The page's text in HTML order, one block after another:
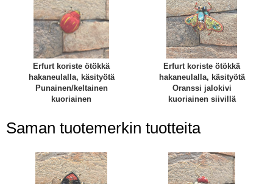
Erfurt koriste ötökkä
hakaneulalla, käsityötä
Punainen/keltainen
kuoriainen
Erfurt koriste ötökkä
hakaneulalla, käsityötä
Oranssi jalokivi
kuoriainen siivillä
Saman tuotemerkin tuotteita